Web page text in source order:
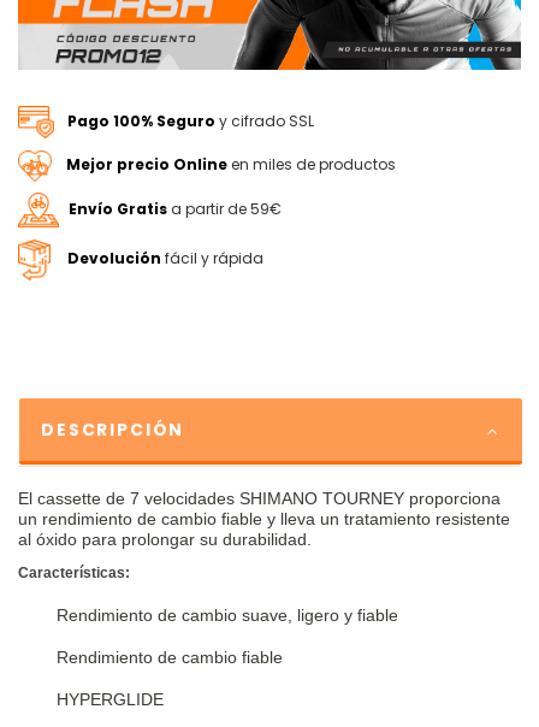
Pago 100% Seguro y cifrado SSL
Mejor precio Onlineen miles de productos
Envío Gratisa partir de 59€
Devolución fácil y rápida
DESCRIPCIÓN
El cassette de 7 velocidades SHIMANO TOURNEY proporciona
un rendimiento de cambio fiable y lleva un tratamiento resistente
al óxido para prolongar su durabilidad.
Características:
Rendimiento de cambio suave, ligero y fiable
Rendimiento de cambio fiable
HYPERGLIDE